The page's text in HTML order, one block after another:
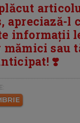
apreciază-l
informații
sau
❣️